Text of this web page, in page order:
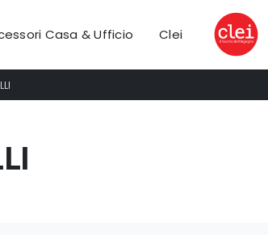
Casa & Ufficio Clei